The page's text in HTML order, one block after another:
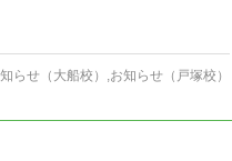
らせ（大船校） お知らせ（戸塚校）